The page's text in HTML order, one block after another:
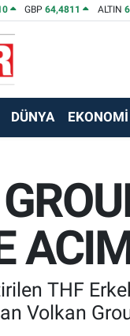
GBP64,4811 ALTIN
DÜNYA EKONOMİ
THF
Volkan